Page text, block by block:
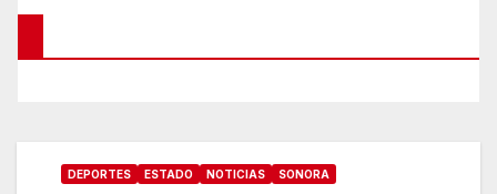
DEPORTES ESTADO NOTICIAS SONORA